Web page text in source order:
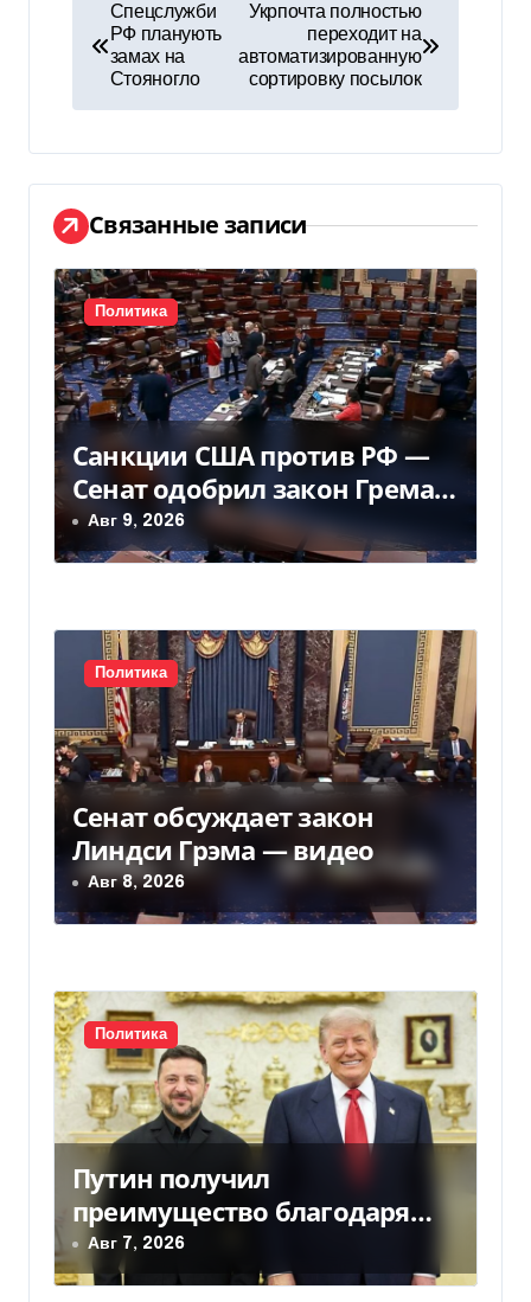
в
и
г
а
ц
и
я
п
о
з
п
и
с
я
м
Спецслужби
РФ планують
замах на
Стояногло
Укрпочта полностью
переходит на
автоматизированную
сортировку посылок
Связанные записи
Политика
Санкции США против РФ —
Сенат одобрил закон Грема
— Фокус
Авг 9, 2026
Политика
Сенат обсуждает закон
Линдси Грэма — видео
Авг 8, 2026
Политика
Путин получил
преимущество благодаря
действиям США
Авг 7, 2026